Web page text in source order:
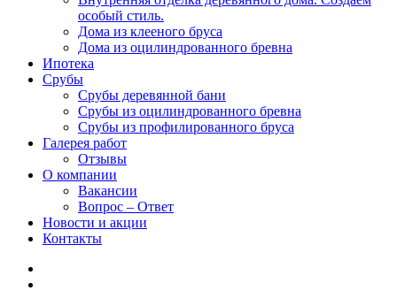
особый стиль.
Дома из клееного бруса
Дома из оцилиндрованного бревна
Ипотека
Срубы
Срубы деревянной бани
Срубы из оцилиндрованного бревна
Срубы из профилированного бруса
Галерея работ
Отзывы
О компании
Вакансии
Вопрос – Ответ
Новости и акции
Контакты